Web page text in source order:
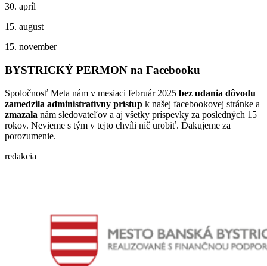
30. apríl
15. august
15. november
BYSTRICKÝ PERMON na Facebooku
Spoločnosť Meta nám v mesiaci február 2025 bez udania dôvodu
zamedzila administratívny prístup k našej facebookovej stránke a
zmazala nám sledovateľov a aj všetky príspevky za posledných 15
rokov. Nevieme s tým v tejto chvíli nič urobiť. Ďakujeme za
porozumenie.
redakcia